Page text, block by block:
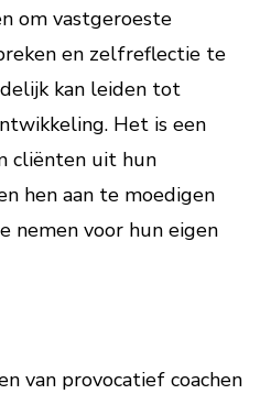
om vastgeroeste
en zelfreflectie te
kan leiden tot
Het is een
cliënten uit hun
hen aan te moedigen
nemen voor hun eigen
van provocatief coachen